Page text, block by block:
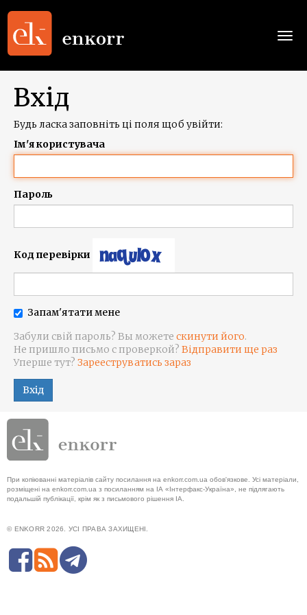
Вхід
Будь ласка заповніть ці поля щоб увійти:
Ім'я користувача
Пароль
Код перевірки
Запам'ятати мене
Забули свій пароль? Вы можете скинути його.
Не пришло письмо с проверкой? Відправити ще раз
Уперше тут? Зарееструватись зараз
Вхід
При копіюванні матеріалів сайту посилання на enkorr.com.ua обов'язкове. Усі матеріали,
розміщені на enkorr.com.ua з посиланням на ІА «Інтерфакс-Україна», не підлягають
подальшій публікації, крім як з письмового рішення ІА.
© ENKORR 2026. УСІ ПРАВА ЗАХИЩЕНІ.